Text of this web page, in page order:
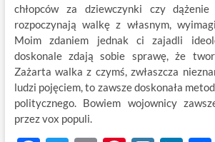
chłopców za dziewczynki czy
rozpoczynają walkę z własnym,
Moim zdaniem jednak ci zajadli
doskonale zdają sobie sprawę, że
Zażarta walka z czymś, zwłaszcza
ludzi pojęciem, to zawsze doskonała
politycznego. Bowiem wojownicy
przez vox populi.